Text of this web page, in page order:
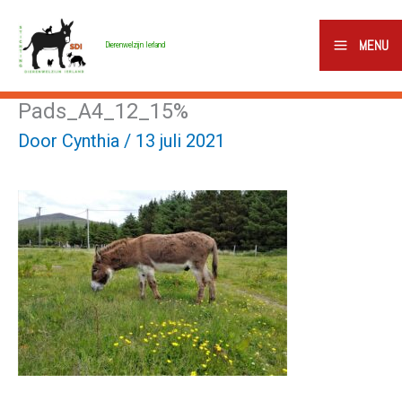
naar
inhoud
Dierenwelzijn Ierland MENU
Pads_A4_12_15%
Door Cynthia / 13 juli 2021